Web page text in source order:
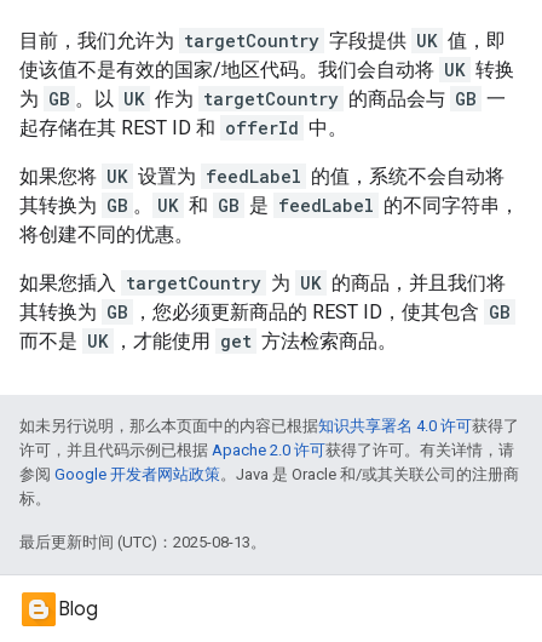
目前，我们允许为 targetCountry 字段提供 UK 值，即
使该值不是有效的国家/地区代码。我们会自动将 UK 转换
为 GB 。以 UK 作为 targetCountry 的商品会与 GB 一
起存储在其 REST ID 和 offerId 中。
如果您将 UK 设置为 feedLabel 的值，系统不会自动将
其转换为 GB 。 UK 和 GB 是 feedLabel 的不同字符串，
将创建不同的优惠。
如果您插入 targetCountry 为 UK 的商品，并且我们将
其转换为 GB ，您必须更新商品的 REST ID，使其包含 GB
而不是 UK ，才能使用 get 方法检索商品。
如未另行说明，那么本页面中的内容已根据知识共享署名 4.0 许可获得了
许可，并且代码示例已根据 Apache 2.0 许可获得了许可。有关详情，请
参阅 Google 开发者网站政策。Java 是 Oracle 和/或其关联公司的注册商
标。
最后更新时间 (UTC)：2025-08-13。
Blog